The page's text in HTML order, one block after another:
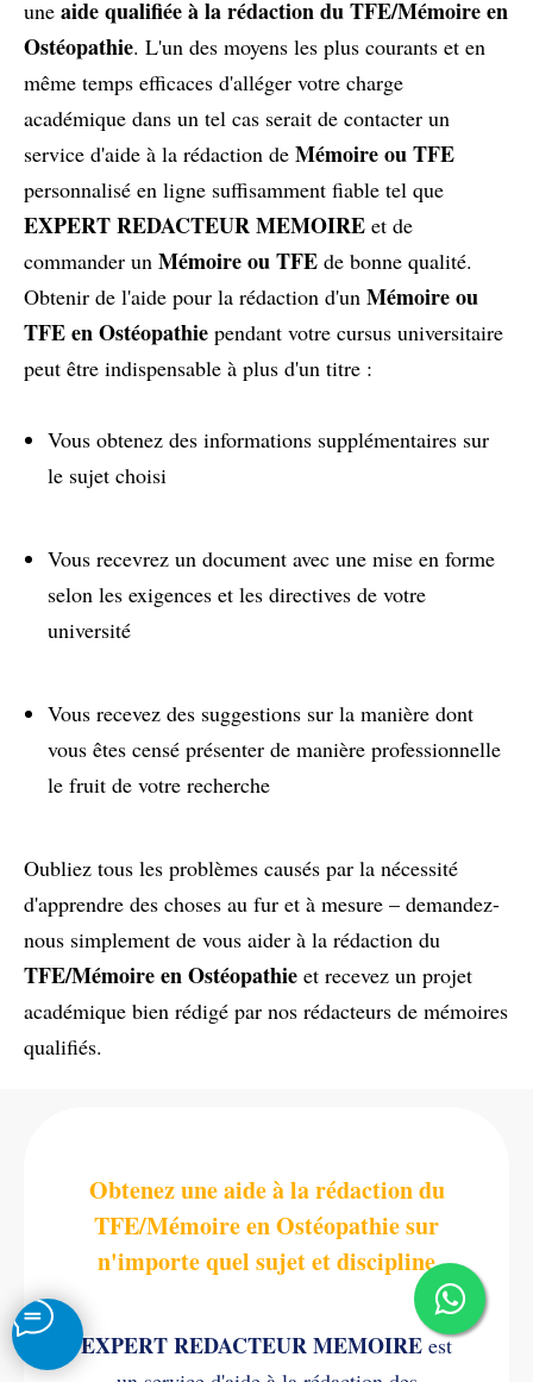
une aide qualifiée à la rédaction du TFE/Mémoire en
Ostéopathie. L'un des moyens les plus courants et en
même temps efficaces d'alléger votre charge
académique dans un tel cas serait de contacter un
service d'aide à la rédaction de Mémoire ou TFE
personnalisé en ligne suffisamment fiable tel que
EXPERT REDACTEUR MEMOIRE et de
commander un Mémoire ou TFE de bonne qualité.
Obtenir de l'aide pour la rédaction d'un Mémoire ou
TFE en Ostéopathie pendant votre cursus universitaire
peut être indispensable à plus d'un titre :
Vous obtenez des informations supplémentaires sur
le sujet choisi
Vous recevrez un document avec une mise en forme
selon les exigences et les directives de votre
université
Vous recevez des suggestions sur la manière dont
vous êtes censé présenter de manière professionnelle
le fruit de votre recherche
Oubliez tous les problèmes causés par la nécessité
d'apprendre des choses au fur et à mesure – demandez-
nous simplement de vous aider à la rédaction du
TFE/Mémoire en Ostéopathie et recevez un projet
académique bien rédigé par nos rédacteurs de mémoires
qualifiés.
Obtenez une aide à la rédaction du
TFE/Mémoire en Ostéopathie sur
n'importe quel sujet et discipline
EXPERT REDACTEUR MEMOIRE est